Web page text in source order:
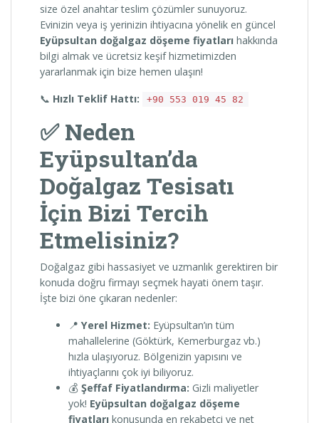
size özel anahtar teslim çözümler sunuyoruz.
Evinizin veya iş yerinizin ihtiyacına yönelik en güncel
Eyüpsultan doğalgaz döşeme fiyatları hakkında
bilgi almak ve ücretsiz keşif hizmetimizden
yararlanmak için bize hemen ulaşın!
📞 Hızlı Teklif Hattı: +90 553 019 45 82
✅ Neden
Eyüpsultan’da
Doğalgaz Tesisatı
İçin Bizi Tercih
Etmelisiniz?
Doğalgaz gibi hassasiyet ve uzmanlık gerektiren bir
konuda doğru firmayı seçmek hayati önem taşır.
İşte bizi öne çıkaran nedenler:
📍 Yerel Hizmet: Eyüpsultan’ın tüm
mahallelerine (Göktürk, Kemerburgaz vb.)
hızla ulaşıyoruz. Bölgenizin yapısını ve
ihtiyaçlarını çok iyi biliyoruz.
💰 Şeffaf Fiyatlandırma: Gizli maliyetler
yok! Eyüpsultan doğalgaz döşeme
fiyatları konusunda en rekabetçi ve net